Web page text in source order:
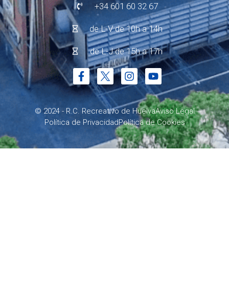
+34 601 60 32 67
de L-V de 10h a 14h
de L-J de 15h a 17h
© 2024 - R.C. Recreativo de HuelvaAviso Legal
Política de PrivacidadPolítica de Cookies